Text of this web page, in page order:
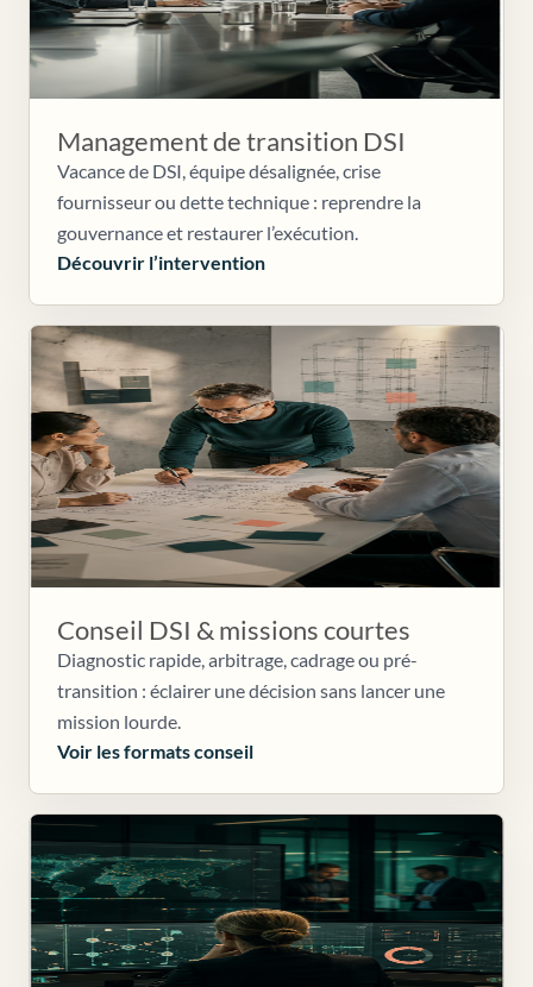
Management de transition DSI
Vacance de DSI, équipe désalignée, crise
fournisseur ou dette technique : reprendre la
gouvernance et restaurer l’exécution.
Découvrir l’intervention
Conseil DSI & missions courtes
Diagnostic rapide, arbitrage, cadrage ou pré-
transition : éclairer une décision sans lancer une
mission lourde.
Voir les formats conseil